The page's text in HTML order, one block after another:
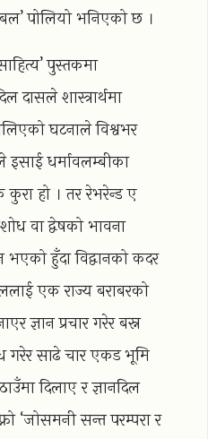
पोलियो भनिएको छ ।
पुस्तकमा
दासले शास्त्रार्थमा
घटनाले विश्वभर
धर्मावलम्बीका
कुरा हो । तर रेभरेन्ड ए
वा द्वेषको भावना
भएको हुँदा विद्वानको कदर
एक राज्य बराबरको
ज्ञान प्रचार गरेर बस्न
गरेर साढे चार एकड भूमि
दिलाए र ज्ञानदिल
‘जोसमनी सन्त परम्परा र